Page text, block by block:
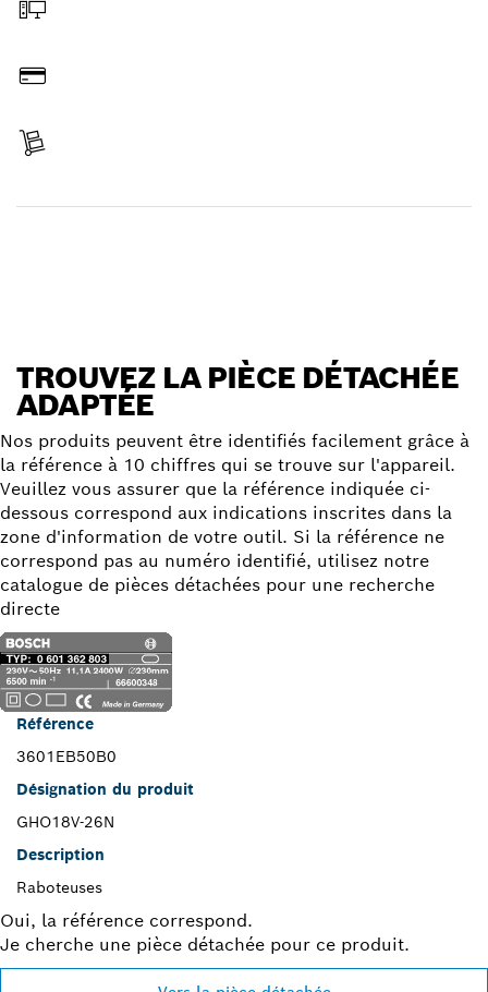
TROUVEZ LA PIÈCE DÉTACHÉE
ADAPTÉE
Nos produits peuvent être identifiés facilement grâce à
la référence à 10 chiffres qui se trouve sur l'appareil.
Veuillez vous assurer que la référence indiquée ci-
dessous correspond aux indications inscrites dans la
zone d'information de votre outil. Si la référence ne
correspond pas au numéro identifié, utilisez notre
catalogue de pièces détachées pour une recherche
directe
Référence
3601EB50B0
Désignation du produit
GHO18V-26N
Description
Raboteuses
Oui, la référence correspond.
Je cherche une pièce détachée pour ce produit.